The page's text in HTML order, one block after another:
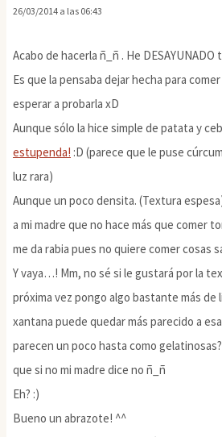
26/03/2014 a las 06:43
Acabo de hacerla ñ_ñ . He DESAYUNADO
Es que la pensaba dejar hecha para
esperar a probarla xD
Aunque sólo la hice simple de patata y
estupenda! :D (parece que le puse
luz rara)
Aunque un poco densita. (Textura
a mi madre que no hace más que comer
me da rabia pues no quiere comer cosas
Y vaya…! Mm, no sé si le gustará por la
próxima vez pongo algo bastante más de
xantana puede quedar más parecido a
parecen un poco hasta como
que si no mi madre dice no ñ_ñ
Eh? :)
Bueno un abrazote! ^^